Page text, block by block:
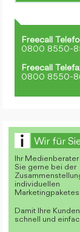
Freecall
0800 8550-
Freecall
0800 8550-
Wir für
Ihr
Sie gerne bei der
individuellen
Damit Ihre
schnell und